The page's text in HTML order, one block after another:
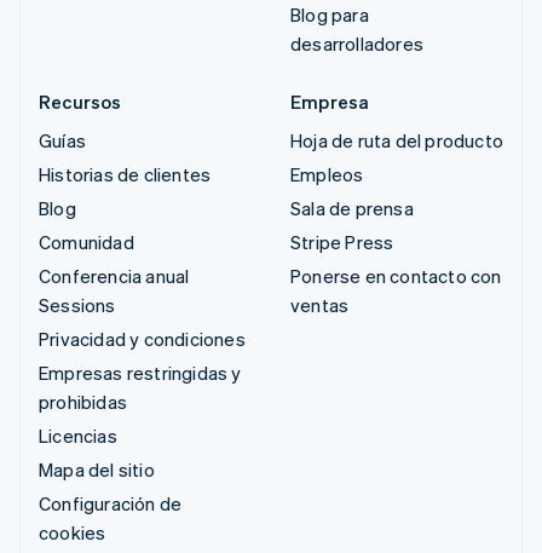
Blog para
desarrolladores
Recursos
Guías
Historias de clientes
Blog
Comunidad
Conferencia anual
Sessions
Privacidad y condiciones
Empresas restringidas y
prohibidas
Licencias
Mapa del sitio
Configuración de
cookies
Empresa
Hoja de ruta del producto
Empleos
Sala de prensa
Stripe Press
Ponerse en contacto con
ventas